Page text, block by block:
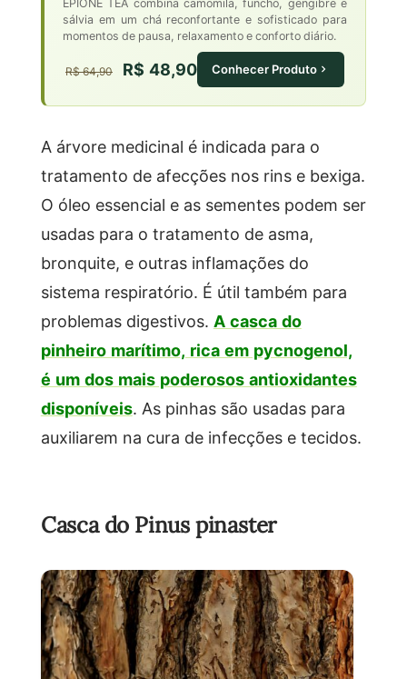
sálvia em um chá reconfortante e sofisticado para
momentos de pausa, relaxamento e conforto diário.
R$ 64,90 R$ 48,90 Conhecer Produto
A árvore medicinal é indicada para o
tratamento de afecções nos rins e bexiga.
O óleo essencial e as sementes podem ser
usadas para o tratamento de asma,
bronquite, e outras inflamações do
sistema respiratório. É útil também para
problemas digestivos. A casca do
pinheiro marítimo, rica em pycnogenol,
é um dos mais poderosos antioxidantes
disponíveis. As pinhas são usadas para
auxiliarem na cura de infecções e tecidos.
Casca do Pinus pinaster